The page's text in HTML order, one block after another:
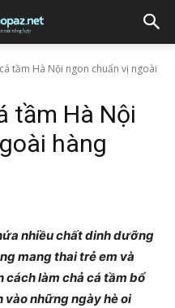
tầm Hà Nội ngon chuẩn vị ngoài
tầm Hà Nội
hàng
nhiều chất dinh dưỡng
mang thai trẻ em và
làm chả cá tầm bổ
những ngày hè oi